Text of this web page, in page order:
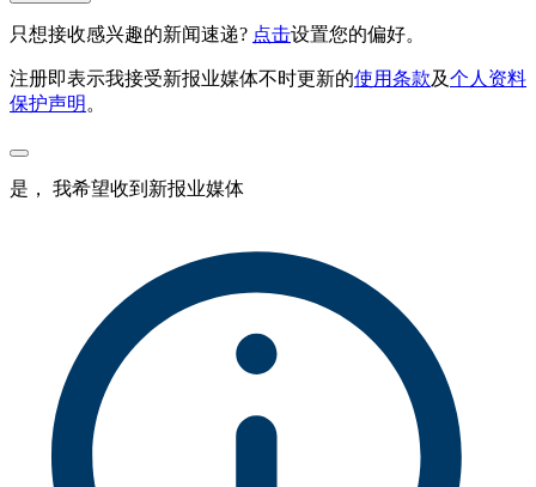
只想接收感兴趣的新闻速递? 点击设置您的偏好。
注册即表示我接受新报业媒体不时更新的使用条款及个人资料
保护声明 。
是， 我希望收到新报业媒体